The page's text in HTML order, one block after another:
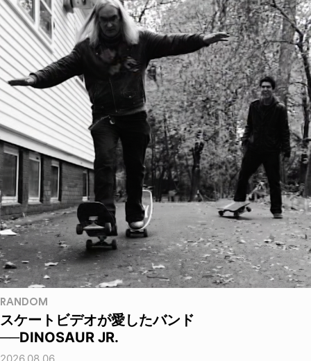
RANDOM
スケートビデオが愛したバンド
──DINOSAUR JR.